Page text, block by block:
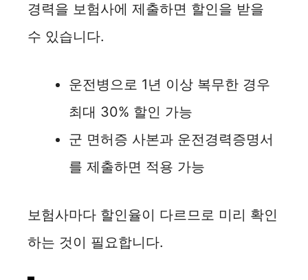
경력을 보험사에 제출하면 할인을 받을
수 있습니다.
운전병으로 1년 이상 복무한 경우
최대 30% 할인 가능
군 면허증 사본과 운전경력증명서
를 제출하면 적용 가능
보험사마다 할인율이 다르므로 미리 확인
하는 것이 필요합니다.